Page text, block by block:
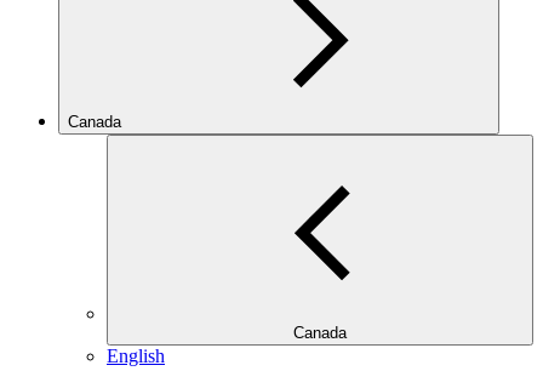
Canada
Canada
English